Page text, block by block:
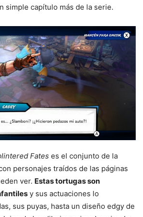
simple capítulo más de la serie.
Fates es el conjunto de la
personajes traídos de las páginas
ver. Estas tortugas son
y sus actuaciones lo
sus puyas, hasta un diseño edgy de